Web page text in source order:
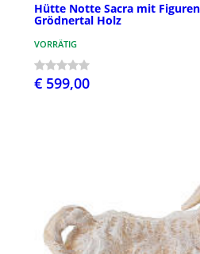
Hütte Notte Sacra mit
Grödnertal Holz
VORRÄTIG
€ 599,00